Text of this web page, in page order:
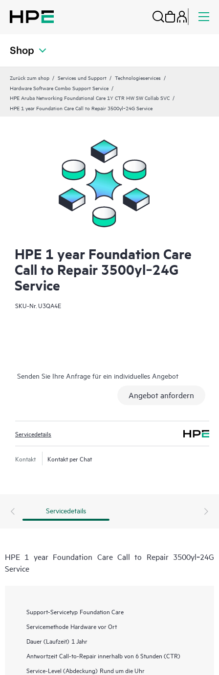
Shop
Zurück zum shop Services und Support
Technologieservices
Hardware Software Combo Support Service
HPE Aruba Networking Foundational Care 1Y CTR HW SW Collab SVC
HPE 1 year Foundation Care Call to Repair 3500yl‑24G Service
HPE 1 year Foundation Care
Call to Repair 3500yl‑24G
Service
SKU-Nr. U3QA4E
Senden Sie Ihre Anfrage für ein individuelles Angebot
Angebot anfordern
Servicedetails
Kontakt Kontakt per Chat
Servicedetails
HPE 1 year Foundation Care Call to Repair 3500yl‑24G
Service
Support-Servicetyp Foundation Care
Servicemethode Hardware vor Ort
Dauer (Laufzeit) 1 Jahr
Antwortzeit Call-to-Repair innerhalb von 6 Stunden (CTR)
Service-Level (Abdeckung) Rund um die Uhr